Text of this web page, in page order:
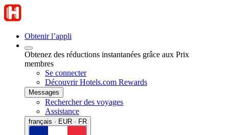
Obtenir l’appli
Obtenez des réductions instantanées grâce aux Prix
membres
Se connecter
Découvrir Hotels.com Rewards
Messages
Rechercher des voyages
Assistance
français · EUR · FR